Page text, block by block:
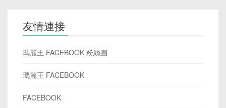
友情連接
瑪麗王 FACEBOOK 粉絲團
瑪麗王 FACEBOOK
FACEBOOK